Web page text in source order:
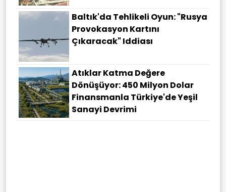
Baltık'da Tehlikeli Oyun: "Rusya
Provokasyon Kartını
Çıkaracak" Iddiası
Atıklar Katma Değere
Dönüşüyor: 450 Milyon Dolar
Finansmanla Türkiye'de Yeşil
Sanayi Devrimi